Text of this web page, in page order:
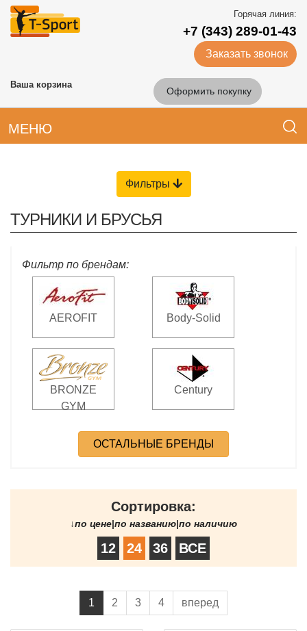
Горячая линия:
+7 (343) 289-01-43
Заказать звонок
Ваша корзина
Оформить покупку
МЕНЮ
Фильтры
ТУРНИКИ И БРУСЬЯ
Фильтр по брендам:
AEROFIT Body-Solid
BRONZE
GYM
Century
ОСТАЛЬНЫЕ БРЕНДЫ
Сортировка:
↓по цене|по названию|по наличию
12 24 36 ВСЕ
1 2 3 4 вперед